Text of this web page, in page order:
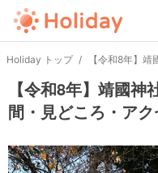
Holiday トップ 【令和8年】
【令和8年】靖國
間・見どころ・アク